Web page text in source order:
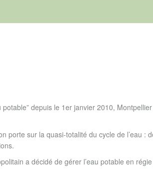
potable” depuis le 1er janvier 2010,
porte sur la quasi-totalité du cycle de l’eau
a décidé de gérer l’eau potable en